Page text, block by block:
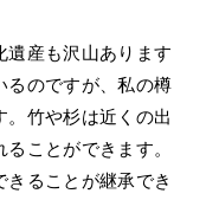
産も沢山あります
るのですが、私の樽
竹や杉は近くの出
ことができます。
ることが継承でき